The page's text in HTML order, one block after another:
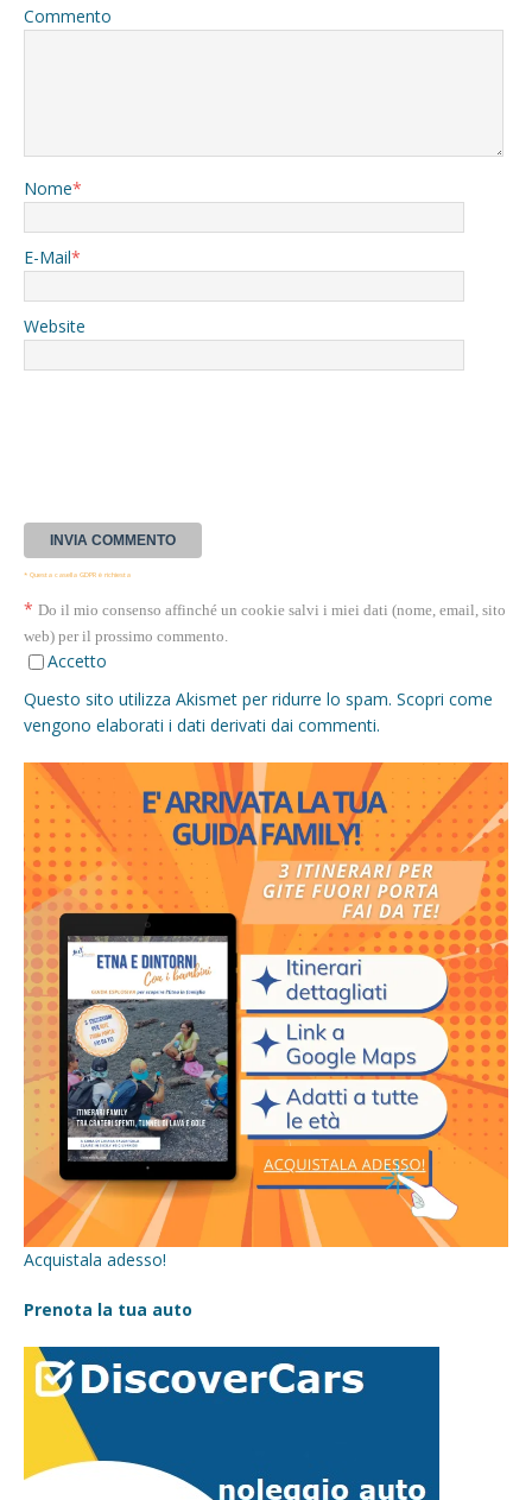
Commento
Nome*
E-Mail*
Website
* Questa casella GDPR è richiesta
* Do il mio consenso affinché un cookie salvi i miei dati (nome, email, sito
web) per il prossimo commento.
Accetto
Questo sito utilizza Akismet per ridurre lo spam. Scopri come
vengono elaborati i dati derivati dai commenti.
Acquistala adesso!
Prenota la tua auto